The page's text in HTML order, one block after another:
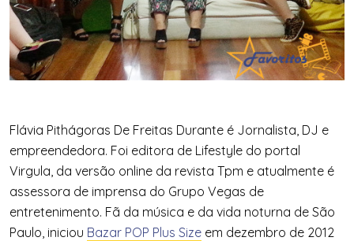
Flávia Pithágoras De Freitas Durante é Jornalista, DJ e
empreendedora. Foi editora de Lifestyle do portal
Virgula, da versão online da revista Tpm e atualmente é
assessora de imprensa do Grupo Vegas de
entretenimento. Fã da música e da vida noturna de São
Paulo, iniciou Bazar POP Plus Size em dezembro de 2012